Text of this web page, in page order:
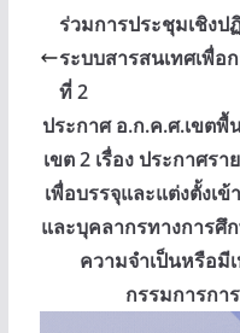
ร่วมการประชุมเชิง
ระบบสารสนเทศเพื่อ
ที่ 2
ประกาศ อ.ก.ค.ศ.เขต
เขต 2 เรื่อง ประกาศ
เพื่อบรรจุและแต่งตั้งเ
และบุคลากรทางการ
ความจำเป็นหรือมี
กรรมการกา